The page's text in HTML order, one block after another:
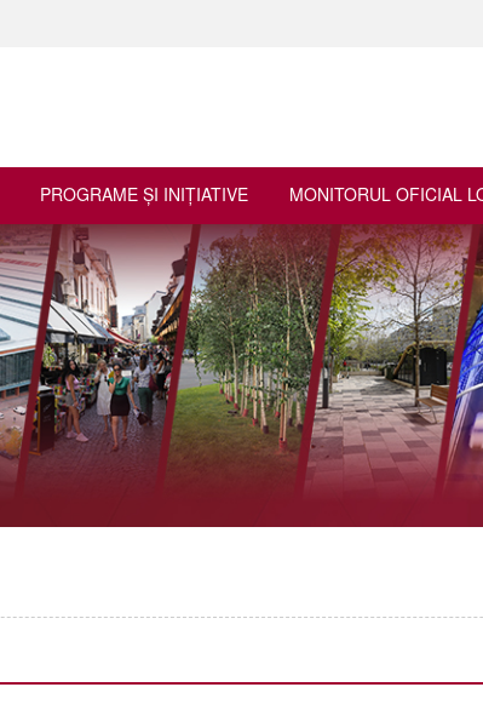
PROGRAME ŞI INIŢIATIVE MONITORUL OFICIAL